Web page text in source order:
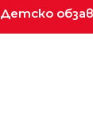
Детско